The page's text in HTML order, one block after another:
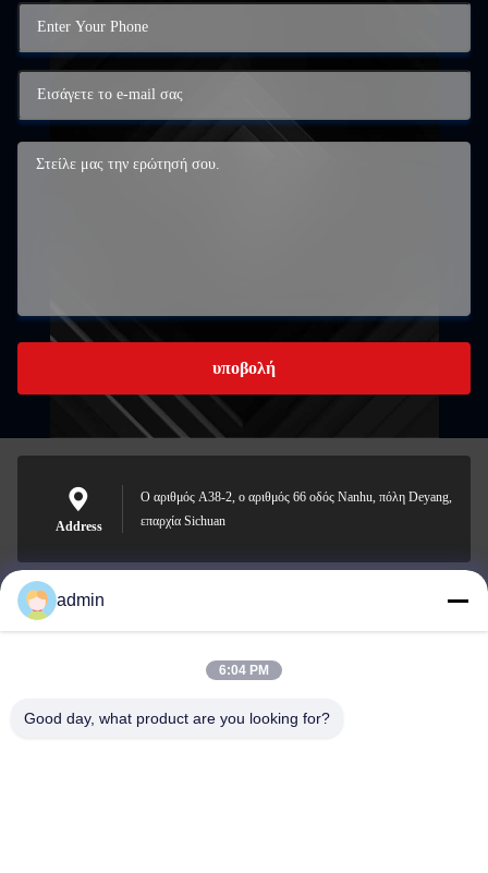
υποβολή
Address
Ο αριθμός A38-2, ο αριθμός 66 οδός Nanhu, πόλη Deyang,
επαρχία Sichuan
Nero@enlaibio.com
admin
6:04 PM
Good day, what product are you looking for?